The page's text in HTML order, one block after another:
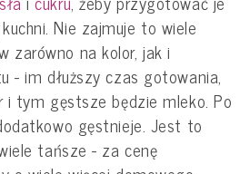
Nie zajmuje to wiele
zarówno na kolor, jak i
- im dłuższy czas gotowania,
tym gęstsze będzie mleko. Po
gęstnieje. Jest to
tańsze - za cenę